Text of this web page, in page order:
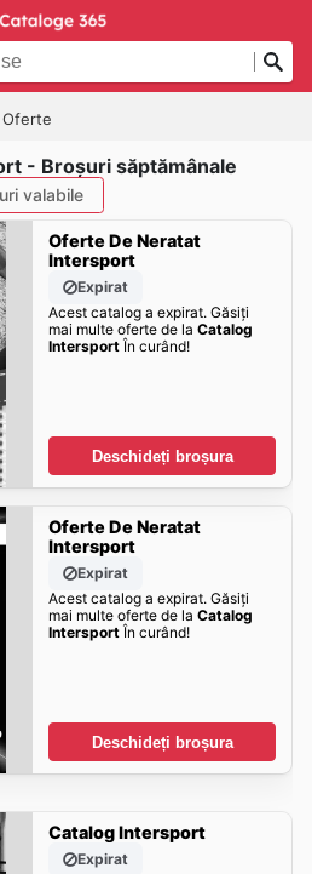
Oferte
- Broșuri săptămânale
valabile
Oferte De Neratat
Intersport
Expirat
Acest catalog a expirat. Găsiți
mai multe oferte de la Catalog
IntersportÎn curând!
Deschideți broșura
Oferte De Neratat
Intersport
Expirat
Acest catalog a expirat. Găsiți
mai multe oferte de la Catalog
IntersportÎn curând!
Deschideți broșura
Catalog Intersport
Expirat